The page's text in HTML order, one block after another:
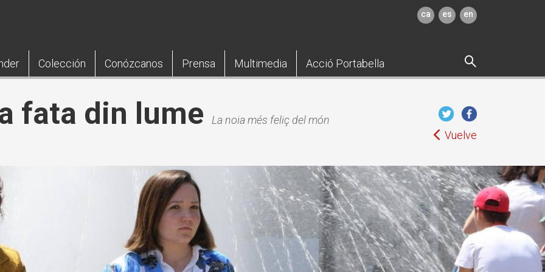
ca es en
Colección Conózcanos Prensa Multimedia Acció Portabella
fata din lume
La noia més feliç del món
Vuelve